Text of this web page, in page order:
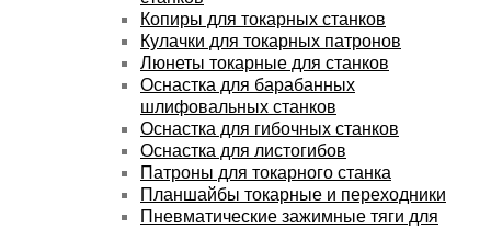
Копиры для токарных станков
Кулачки для токарных патронов
Люнеты токарные для станков
Оснастка для барабанных
шлифовальных станков
Оснастка для гибочных станков
Оснастка для листогибов
Патроны для токарного станка
Планшайбы токарные и переходники
Пневматические зажимные тяги для